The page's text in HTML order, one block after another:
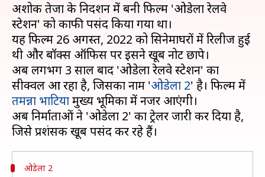
अशोक तेजा के निर्देशन में बनी फिल्म 'ओडेला रेलवे
स्टेशन' को काफी पसंद किया गया था।
यह फिल्म 26 अगस्त, 2022 को सिनेमाघरों में रिलीज हुई
थी और बॉक्स ऑफिस पर इसने खूब नोट छापे।
अब लगभग 3 साल बाद 'ओडेला रेलवे स्टेशन' का
सीक्वल आ रहा है, जिसका नाम 'ओडेला 2' है। फिल्म में
तमन्ना भाटियामुख्य भूमिका में नजर आएंगी।
अब निर्माताओं ने 'ओडेला 2' का ट्रेलर जारी कर दिया है,
ओडेला 2